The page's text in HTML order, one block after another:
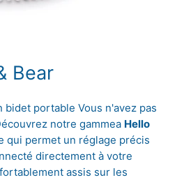
Bear
bidet portable Vous n'avez pas
notre gammea Hello
qui permet un réglage précis
directement à votre
assis sur les